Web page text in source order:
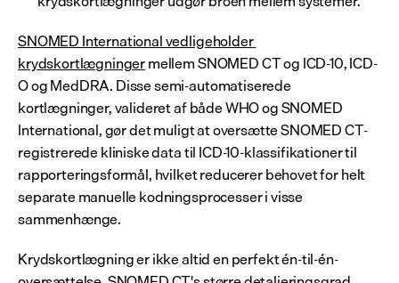
SNOMED International vedligeholder
krydskortlægninger mellem SNOMED CT og ICD-10, ICD-
O og MedDRA. Disse semi-automatiserede
kortlægninger, valideret af både WHO og SNOMED
International, gør det muligt at oversætte SNOMED CT-
registrerede kliniske data til ICD-10-klassifikationer til
rapporteringsformål, hvilket reducerer behovet for helt
separate manuelle kodningsprocesser i visse
sammenhænge.
Krydskortlægning er ikke altid en perfekt én-til-én-